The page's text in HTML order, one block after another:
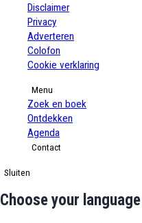
Disclaimer
Privacy
Adverteren
Colofon
Cookie verklaring
Menu
Zoek en boek
Ontdekken
Agenda
Contact
Sluiten
Choose your language